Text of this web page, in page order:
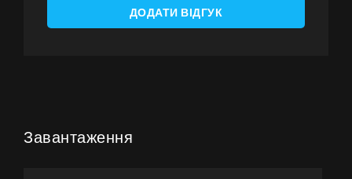
ДОДАТИ ВІДГУК
Завантаження